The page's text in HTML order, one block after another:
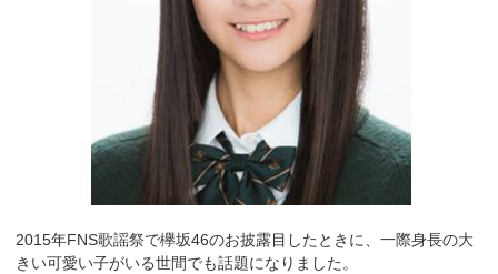
2015年FNS歌謡祭で欅坂46のお披露目したときに、一際身長の大
きい可愛い子がいる世間でも話題になりました。